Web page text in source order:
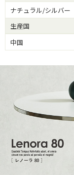
ナチュラル/シルバー
生産国
中国